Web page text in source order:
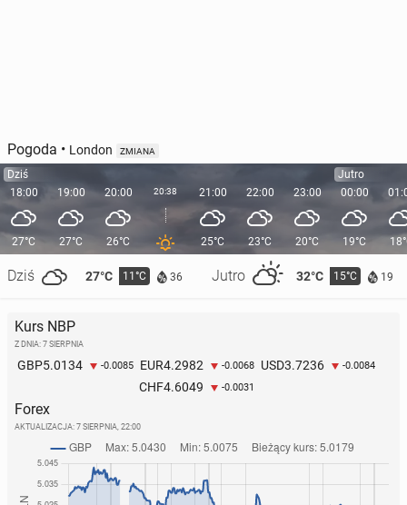
Pogoda • London ZMIANA
Dziś
18:00
27°C
Dziś 27°C 11°C 36 Jutro 32°C 15°C 19
19:00
27°C
20:00
26°C
20:38 21:00
25°C
22:00
23°C
23:00
20°C
Jutro
00:00
19°C
Kurs NBP
Z DNIA: 7 SIERPNIA
GBP5.0134 -0.0085 EUR4.2982 -0.0068 USD3.7236 -0.0084
CHF4.6049 -0.0031
Forex
AKTUALIZACJA: 7 SIERPNIA, 22:00